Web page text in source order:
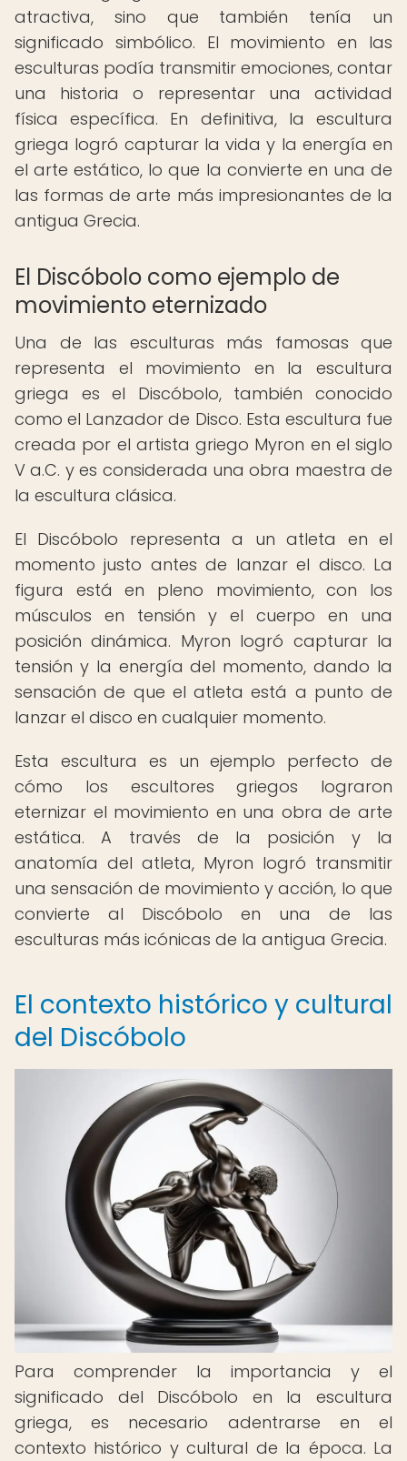
atractiva, sino que también tenía un
significado simbólico. El movimiento en las
esculturas podía transmitir emociones, contar
una historia o representar una actividad
física específica. En definitiva, la escultura
griega logró capturar la vida y la energía en
el arte estático, lo que la convierte en una de
las formas de arte más impresionantes de la
antigua Grecia.
El Discóbolo como ejemplo de
movimiento eternizado
Una de las esculturas más famosas que
representa el movimiento en la escultura
griega es el Discóbolo, también conocido
como el Lanzador de Disco. Esta escultura fue
creada por el artista griego Myron en el siglo
V a.C. y es considerada una obra maestra de
la escultura clásica.
El Discóbolo representa a un atleta en el
momento justo antes de lanzar el disco. La
figura está en pleno movimiento, con los
músculos en tensión y el cuerpo en una
posición dinámica. Myron logró capturar la
tensión y la energía del momento, dando la
sensación de que el atleta está a punto de
lanzar el disco en cualquier momento.
Esta escultura es un ejemplo perfecto de
cómo los escultores griegos lograron
eternizar el movimiento en una obra de arte
estática. A través de la posición y la
anatomía del atleta, Myron logró transmitir
una sensación de movimiento y acción, lo que
convierte al Discóbolo en una de las
esculturas más icónicas de la antigua Grecia.
El contexto histórico y cultural
del Discóbolo
Para comprender la importancia y el
significado del Discóbolo en la escultura
griega, es necesario adentrarse en el
contexto histórico y cultural de la época. La